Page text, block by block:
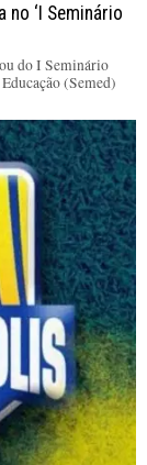
‘I Seminário
do I Seminário
(Semed)